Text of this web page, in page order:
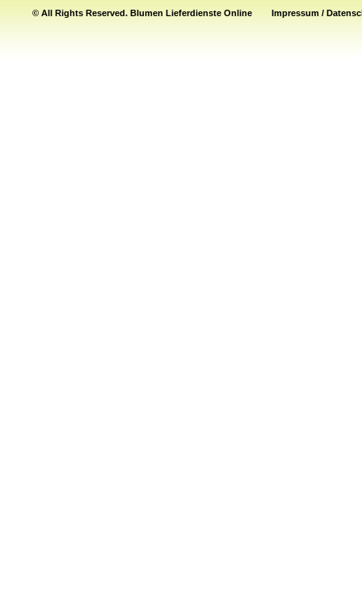
© All Rights Reserved. Blumen Lieferdienste Online Impressum /